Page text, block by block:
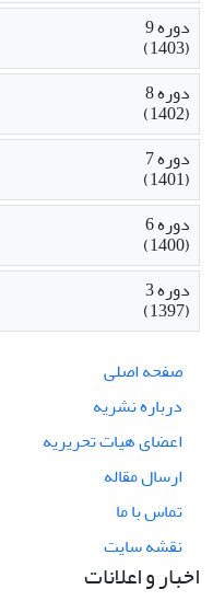
دوره 9
(1403)
دوره 8
(1402)
دوره 7
(1401)
دوره 6
(1400)
دوره 3
(1397)
صفحه اصلی
درباره نشریه
اعضای هیات تحریریه
ارسال مقاله
تماس با ما
نقشه سایت
اخبار و اعلانات